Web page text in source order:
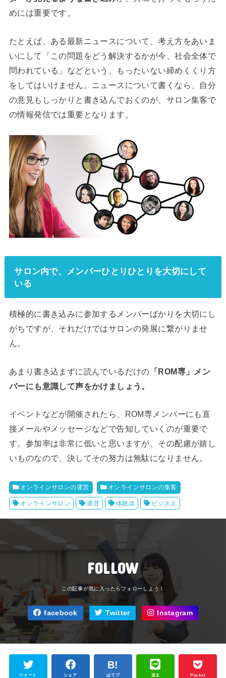
めには重要です。
たとえば、ある最新ニュースについて、考え方をあいま
いにして「この問題をどう解決するかが今、社会全体で
問われている」などという、もったいない締めくくり方
をしてはいけません。ニュースについて書くなら、自分
の意見もしっかりと書き込んでおくのが、サロン集客で
の情報発信では重要となります。
サロン内で、メンバーひとりひとりを大切にして
いる
積極的に書き込みに参加するメンバーばかりを大切にし
がちですが、それだけではサロンの発展に繋がりませ
ん。
あまり書き込まずに読んでいるだけの 「ROM専」メン
バーにも意識して声をかけましょう。
イベントなどが開催されたら、ROM専メンバーにも直
接メールやメッセージなどで告知していくのが重要で
す。参加率は非常に低いと思いますが、その配慮が嬉し
いものなので、決してその努力は無駄になりません。
オンラインサロンの運営 オンラインサロンの集客
オンラインサロン 運営 体験談 ビジネス
FOLLOW
facebook Twitter Instagram
ツイート シェア はてブ 送る Pocket